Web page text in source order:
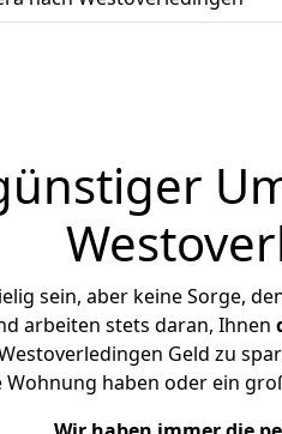
sein, aber keine Sorge,
arbeiten stets daran, Ihnen
Geld zu
Wohnung haben oder ein